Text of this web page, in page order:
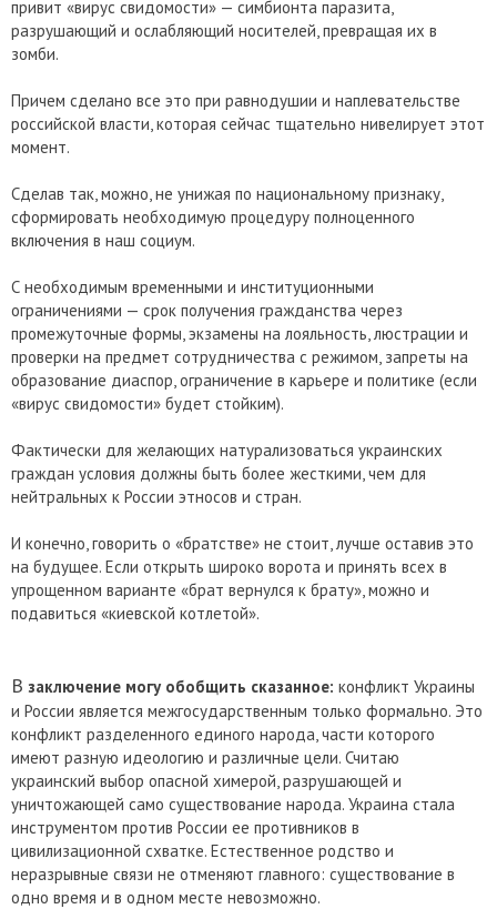
привит «вирус свидомости» — симбионта паразита,
разрушающий и ослабляющий носителей, превращая их в
зомби.
Причем сделано все это при равнодушии и наплевательстве
российской власти, которая сейчас тщательно нивелирует этот
момент.
Сделав так, можно, не унижая по национальному признаку,
сформировать необходимую процедуру полноценного
включения в наш социум.
С необходимым временными и институционными
ограничениями — срок получения гражданства через
промежуточные формы, экзамены на лояльность, люстрации и
проверки на предмет сотрудничества с режимом, запреты на
образование диаспор, ограничение в карьере и политике (если
«вирус свидомости» будет стойким).
Фактически для желающих натурализоваться украинских
граждан условия должны быть более жесткими, чем для
нейтральных к России этносов и стран.
И конечно, говорить о «братстве» не стоит, лучше оставив это
на будущее. Если открыть широко ворота и принять всех в
упрощенном варианте «брат вернулся к брату», можно и
подавиться «киевской котлетой».
В заключение могу обобщить сказанное: конфликт Украины
и России является межгосударственным только формально. Это
конфликт разделенного единого народа, части которого
имеют разную идеологию и различные цели. Считаю
украинский выбор опасной химерой, разрушающей и
уничтожающей само существование народа. Украина стала
инструментом против России ее противников в
цивилизационной схватке. Естественное родство и
неразрывные связи не отменяют главного: существование в
одно время и в одном месте невозможно.